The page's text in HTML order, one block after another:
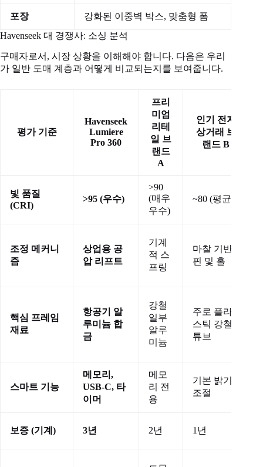
포장
강화된 이중벽 박스, 맞춤형 폼
Havenseek 대 경쟁사: 소싱 분석
구매자로서, 시장 상황을 이해해야 합니다. 다음은 우리
가 일반 도매 계층과 어떻게 비교되는지를 보여줍니다.
평가 기준
Havenseek
Lumiere
Pro 360
프리
미엄
리테
일 브
랜드
A
인기 전자
상거래 브
랜드 B
빛 품질
(CRI)
>95 (우수)
>90
(매우
우수)
~80 (평균)
조정 메커니
즘
상업용 공
압 리프트
기계
적 스
프링
마찰 기반 /
핀 및 홀
핵심 프레임
재료
항공기 알
루미늄 합
금
강철
일부
알루
미늄
주로 플라
스틱 강철
튜브
스마트 기능
메모리,
USB-C, 타
이머
메모
리 전
용
기본 밝기
조절
보증 (기계) 3년 2년 1년